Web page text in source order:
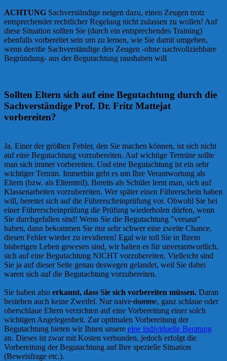
ACHTUNG Sachverständige neigen dazu, einen Zeugen trotz
entsprechender rechtlicher Regelung nicht zulassen zu wollen! Auf
diese Situation sollten Sie (durch ein entsprechendes Training)
ebenfalls vorbereitet sein um zu lernen, wie Sie damit umgehen,
wenn der/die Sachverständige den Zeugen -ohne nachvollziehbare
Begründung- aus der Begutachtung raushaben will
Sollten Eltern sich auf eine Begutachtung durch die
Sachverständige Prof. Dr. Fritz Mattejat
vorbereiten?
Ja. Einer der größten Fehler, den Sie machen können, ist sich nicht
auf eine Begutachtung vorzubereiten. Auf wichtige Termine sollte
man sich immer vorbereiten. Und eine Begutachtung ist ein sehr
wichtiger Termin. Immerhin geht es um Ihre Verantwortung als
Eltern (bzw. als Elternteil). Bereits als Schüler lernt man, sich auf
Klassenarbeiten vorzubereiten. Wer später einen Führerschein haben
will, bereitet sich auf die Führerscheinprüfung vor. Obwohl Sie bei
einer Führerscheinprüfung die Prüfung wiederholen dürfen, wenn
Sie durchgefallen sind! Wenn Sie die Begutachtung "versaut"
haben, dann bekommen Sie nur sehr schwer eine zweite Chance,
diesen Fehler wieder zu revidieren! Egal wie toll Sie in Ihrem
bisherigen Leben gewesen sind, wir halten es für unverantwortlich,
sich auf eine Begutachtung NICHT vorzubereiten. Vielleicht sind
Sie ja auf dieser Seite genau deswegen gelandet, weil Sie dabei
waren sich auf die Begutachtung vorzubereiten.
Sie haben also erkannt, dass Sie sich vorbereiten müssen. Daran
bestehen auch keine Zweifel. Nur naivedumme, ganz schlaue oder
oberschlaue Eltern verzichten auf eine Vorbereitung einer solch
wichtigen Angelegenheit. Zur optimalen Vorbereitung der
Begutachtung bieten wir Ihnen unsere eine individuelle Beratung
an. Dieses ist zwar mit Kosten verbunden, jedoch erfolgt die
Vorbereitung der Begutachtung auf Ihre spezielle Situation
(Beweisfrage etc.).